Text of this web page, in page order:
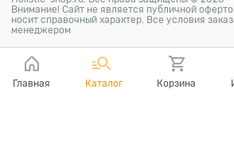
Внимание! Сайт не является публичной
носит справочный характер. Все условия
менеджером
Главная Каталог Корзина